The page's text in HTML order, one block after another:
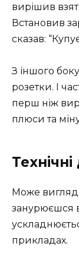
вирішив
Встановив
сказав:
З іншого
розетки. І
перш ніж
плюси та
Може
занурюєшся в
прикладах.